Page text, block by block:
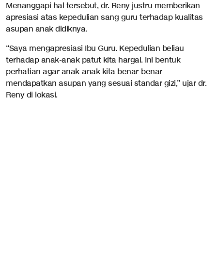
Menanggapi hal tersebut, dr. Reny justru memberikan
apresiasi atas kepedulian sang guru terhadap kualitas
asupan anak didiknya.
“Saya mengapresiasi Ibu Guru. Kepedulian beliau
terhadap anak-anak patut kita hargai. Ini bentuk
perhatian agar anak-anak kita benar-benar
mendapatkan asupan yang sesuai standar gizi,” ujar dr.
Reny di lokasi.